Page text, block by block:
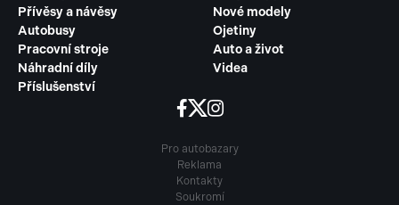
Přívěsy a návěsy
Autobusy
Pracovní stroje
Náhradní díly
Příslušenství
Nové modely
Ojetiny
Auto a život
Videa
Pro autobazary
Reklama
Kontakty
Soukromí